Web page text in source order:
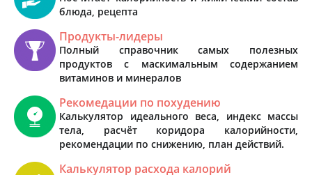
блюда, рецепта
Продукты-лидеры
Полный справочник самых полезных
продуктов с маскимальным содержанием
витаминов и минералов
Рекомедации по похудению
Калькулятор идеального веса, индекс массы
тела, расчёт коридора калорийности,
рекомендации по снижению, план действий.
Калькулятор расхода калорий